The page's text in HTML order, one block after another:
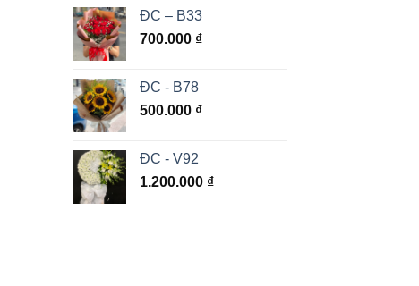
ĐC – B33
700.000 ₫
ĐC - B78
500.000 ₫
ĐC - V92
1.200.000 ₫